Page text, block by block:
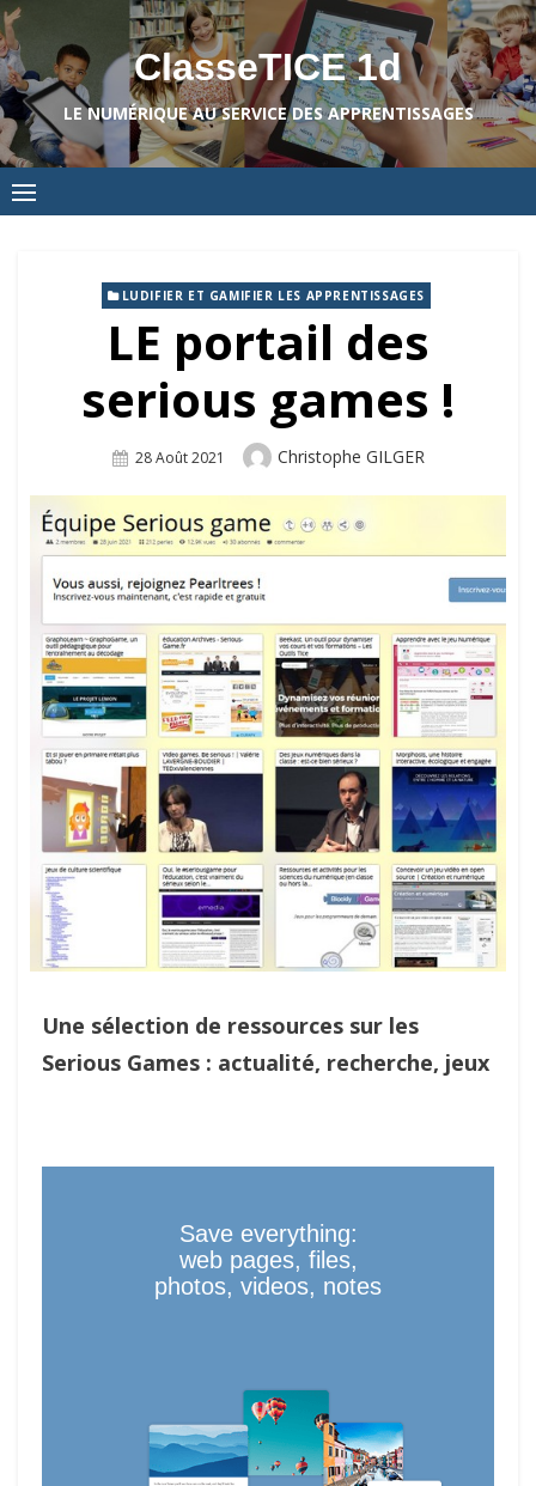
Skip
to
content
ClasseTICE 1d
LE NUMÉRIQUE AU SERVICE DES APPRENTISSAGES
LUDIFIER ET GAMIFIER LES APPRENTISSAGES
LE portail des
serious games !
Posted
28 Août 2021 Author
Christophe GILGER
Une sélection de ressources sur les
Serious Games : actualité, recherche, jeux